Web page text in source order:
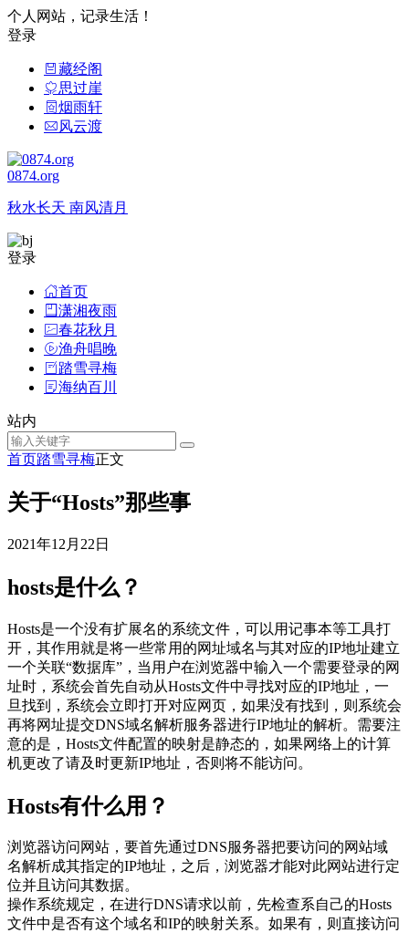
个人网站，记录生活！
登录
藏经阁
思过崖
烟雨轩
风云渡
0874.org
秋水长天 南风清月
登录
首页
潇湘夜雨
春花秋月
渔舟唱晚
踏雪寻梅
海纳百川
站内
首页踏雪寻梅正文
关于“Hosts”那些事
2021年12月22日
hosts是什么？
Hosts是一个没有扩展名的系统文件，可以用记事本等工具打
开，其作用就是将一些常用的网址域名与其对应的IP地址建立
一个关联“数据库”，当用户在浏览器中输入一个需要登录的网
址时，系统会首先自动从Hosts文件中寻找对应的IP地址，一
旦找到，系统会立即打开对应网页，如果没有找到，则系统会
再将网址提交DNS域名解析服务器进行IP地址的解析。需要注
意的是，Hosts文件配置的映射是静态的，如果网络上的计算
机更改了请及时更新IP地址，否则将不能访问。
Hosts有什么用？
浏览器访问网站，要首先通过DNS服务器把要访问的网站域
名解析成其指定的IP地址，之后，浏览器才能对此网站进行定
位并且访问其数据。
操作系统规定，在进行DNS请求以前，先检查系自己的Hosts
文件中是否有这个域名和IP的映射关系。如果有，则直接访问